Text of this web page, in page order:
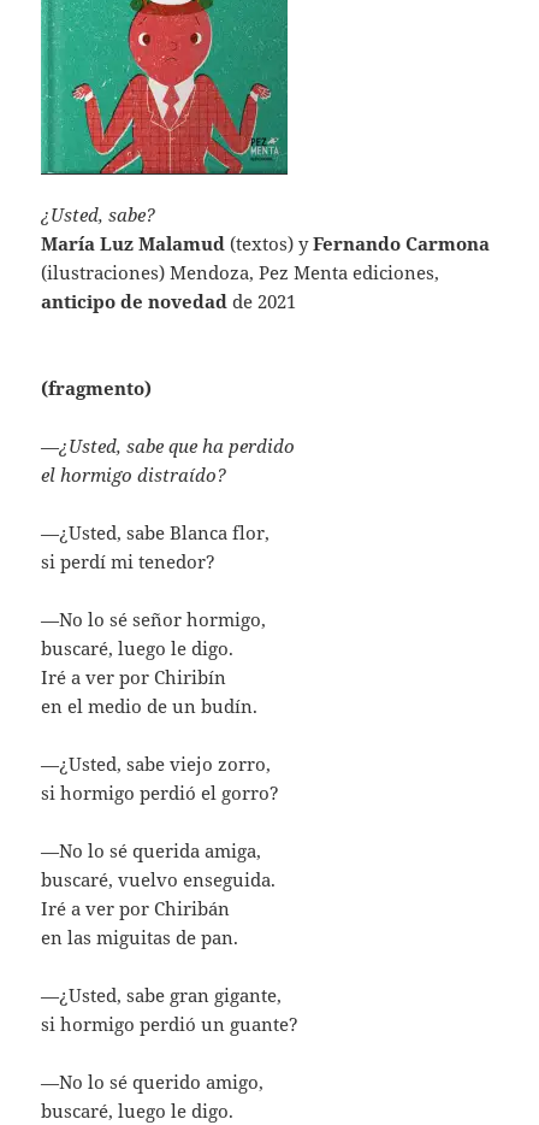
¿Usted, sabe?
María Luz Malamud(textos) yFernando Carmona
(ilustraciones) Mendoza, Pez Menta ediciones,
anticipo de novedad de 2021
(fragmento)
—¿Usted, sabe que ha perdido
el hormigo distraído?
—¿Usted, sabe Blanca flor,
si perdí mi tenedor?
—No lo sé señor hormigo,
buscaré, luego le digo.
Iré a ver por Chiribín
en el medio de un budín.
—¿Usted, sabe viejo zorro,
si hormigo perdió el gorro?
—No lo sé querida amiga,
buscaré, vuelvo enseguida.
Iré a ver por Chiribán
en las miguitas de pan.
—¿Usted, sabe gran gigante,
si hormigo perdió un guante?
—No lo sé querido amigo,
buscaré, luego le digo.